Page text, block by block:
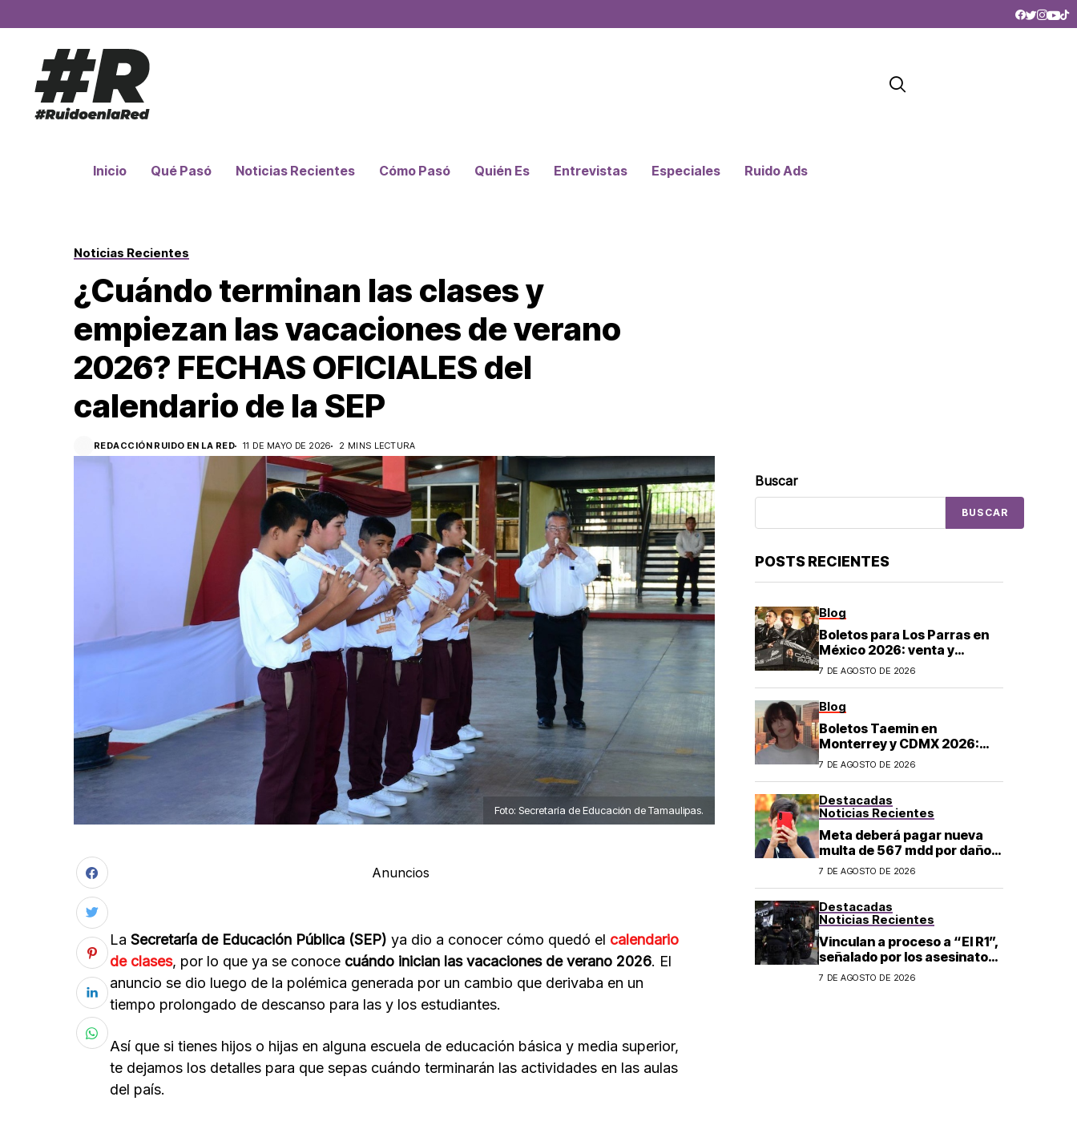
Inicio Qué Pasó Noticias Recientes Cómo Pasó Quién Es Entrevistas Especiales Ruido Ads
Noticias Recientes
¿Cuándo terminan las clases y
empiezan las vacaciones de verano
2026? FECHAS OFICIALES del
calendario de la SEP
REDACCIÓN RUIDO EN LA RED 11 DE MAYO DE 2026 2 MINS LECTURA
Foto: Secretaría de Educación de Tamaulipas.
Anuncios
La Secretaría de Educación Pública (SEP) ya dio a conocer cómo quedó el calendario
de clases, por lo que ya se conoce cuándo inician las vacaciones de verano 2026. El
anuncio se dio luego de la polémica generada por un cambio que derivaba en un
tiempo prolongado de descanso para las y los estudiantes.
Así que si tienes hijos o hijas en alguna escuela de educación básica y media superior,
te dejamos los detalles para que sepas cuándo terminarán las actividades en las aulas
del país.
Buscar
BUSCAR
POSTS RECIENTES
Blog
Boletos para Los Parras en
México 2026: venta y
precios
7 DE AGOSTO DE 2026
Blog
Boletos Taemin en
Monterrey y CDMX 2026:
¿dónde comprar?
7 DE AGOSTO DE 2026
Destacadas
Noticias Recientes
Meta deberá pagar nueva
multa de 567 mdd por daños
a menores
7 DE AGOSTO DE 2026
Destacadas
Noticias Recientes
Vinculan a proceso a “El R1”,
señalado por los asesinatos
de Carlos Manzo y Valeria
7 DE AGOSTO DE 2026